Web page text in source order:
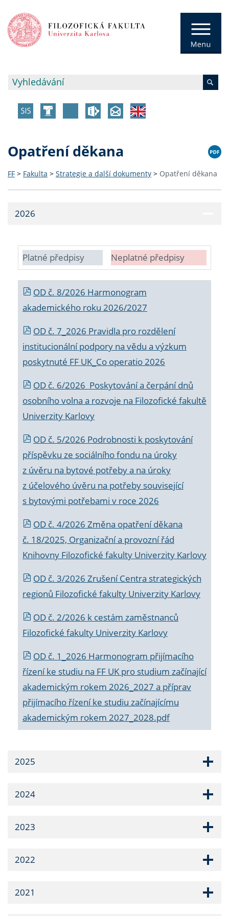
Opatření děkana
FF > Fakulta > Strategie a další dokumenty > Opatření děkana
2026
Platné předpisy Neplatné předpisy
OD č. 8/2026 Harmonogram
akademického roku 2026/2027
OD č. 7_2026 Pravidla pro rozdělení
institucionální podpory na vědu a výzkum
poskytnuté FF UK_Co operatio 2026
OD č. 6/2026 Poskytování a čerpání dnů
osobního volna a rozvoje na Filozofické fakultě
Univerzity Karlovy
OD č. 5/2026 Podrobnosti k poskytování
příspěvku ze sociálního fondu na úroky
z úvěru na bytové potřeby a na úroky
z účelového úvěru na potřeby související
s bytovými potřebami v roce 2026
OD č. 4/2026 Změna opatření děkana
č. 18/2025, Organizační a provozní řád
Knihovny Filozofické fakulty Univerzity Karlovy
OD č. 3/2026 Zrušení Centra strategických
regionů Filozofické fakulty Univerzity Karlovy
OD č. 2/2026 k cestám zaměstnanců
Filozofické fakulty Univerzity Karlovy
OD č. 1_2026 Harmonogram přijímacího
řízení ke studiu na FF UK pro studium začínající
akademickým rokem 2026_2027 a příprav
přijímacího řízení ke studiu začínajícímu
akademickým rokem 2027_2028.pdf
2025
2024
2023
2022
2021